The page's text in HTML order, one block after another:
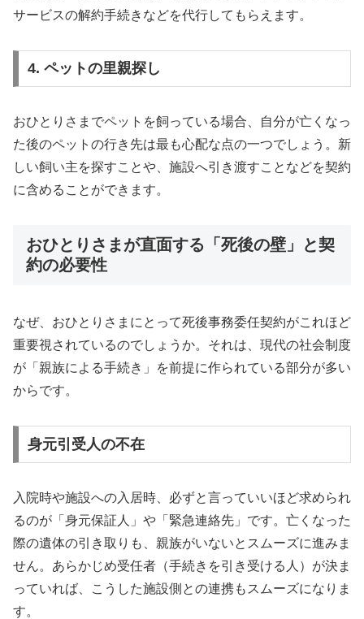
サービスの解約手続きなどを代行してもらえます。
4. ペットの里親探し
おひとりさまでペットを飼っている場合、自分が亡くなっ
た後のペットの行き先は最も心配な点の一つでしょう。新
しい飼い主を探すことや、施設へ引き渡すことなどを契約
に含めることができます。
おひとりさまが直面する「死後の壁」と契
約の必要性
なぜ、おひとりさまにとって死後事務委任契約がこれほど
重要視されているのでしょうか。それは、現代の社会制度
が「親族による手続き」を前提に作られている部分が多い
からです。
身元引受人の不在
入院時や施設への入居時、必ずと言っていいほど求められ
るのが「身元保証人」や「緊急連絡先」です。亡くなった
際の遺体の引き取りも、親族がいないとスムーズに進みま
せん。あらかじめ受任者（手続きを引き受ける人）が決ま
っていれば、こうした施設側との連携もスムーズになりま
す。